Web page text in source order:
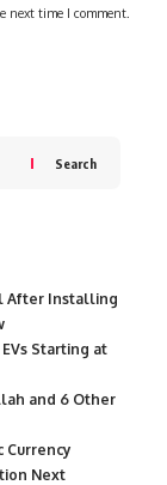
next time I comment.
Search
After Installing
Starting at
and 6 Other
Currency
Next